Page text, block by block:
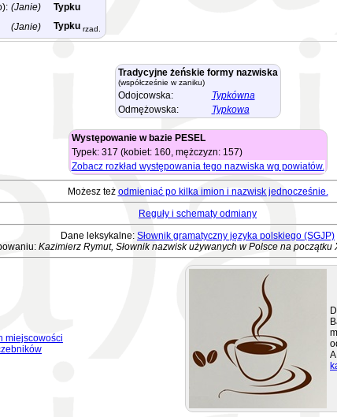
(Janie)
Typku
(Janie) Typku rzad.
Tradycyjne żeńskie formy nazwiska
(współcześnie w zaniku)
Odojcowska:
Typkówna
Odmężowska:
Typkowa
Występowanie w bazie PESEL
Typek: 317 (kobiet: 160, mężczyzn: 157)
Zobacz rozkład występowania tego nazwiska wg powiatów.
Możesz też odmieniać po kilka imion i nazwisk jednocześnie.
Reguły i schematy odmiany
Dane leksykalne: Słownik gramatyczny języka polskiego (SGJP)
Kazimierz Rymut, Słownik nazwisk używanych w Polsce na początku
miejscowości